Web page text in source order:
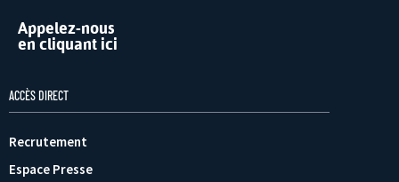
Appelez-nous
en cliquant ici
ACCÈS DIRECT
Recrutement
Espace Presse